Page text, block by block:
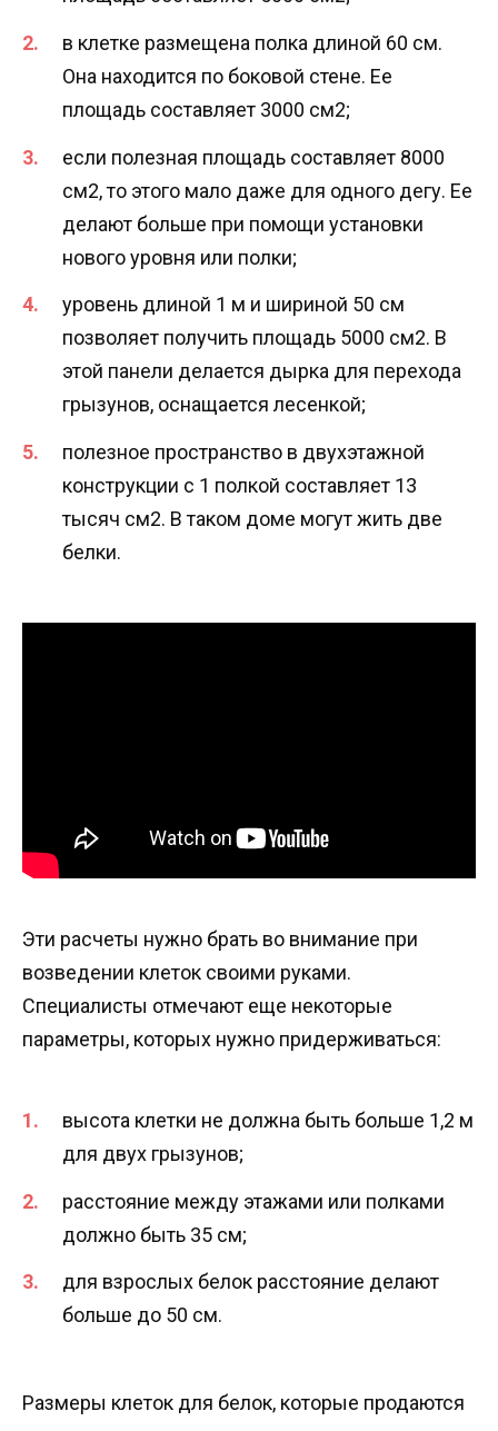
в клетке размещена полка длиной 60 см.
Она находится по боковой стене. Ее
площадь составляет 3000 см2;
если полезная площадь составляет 8000
см2, то этого мало даже для одного дегу. Ее
делают больше при помощи установки
нового уровня или полки;
уровень длиной 1 м и шириной 50 см
позволяет получить площадь 5000 см2. В
этой панели делается дырка для перехода
грызунов, оснащается лесенкой;
полезное пространство в двухэтажной
конструкции с 1 полкой составляет 13
тысяч см2. В таком доме могут жить две
белки.
Эти расчеты нужно брать во внимание при
возведении клеток своими руками.
Специалисты отмечают еще некоторые
параметры, которых нужно придерживаться:
высота клетки не должна быть больше 1,2 м
для двух грызунов;
расстояние между этажами или полками
должно быть 35 см;
для взрослых белок расстояние делают
больше до 50 см.
Размеры клеток для белок, которые продаются